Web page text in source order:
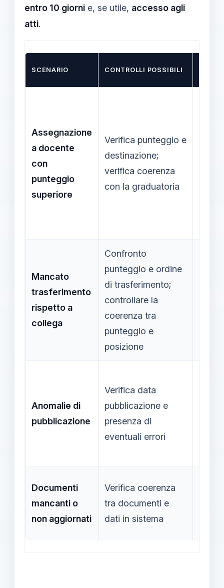
entro 10 giorni e, se utile, accesso agli
atti.
SCENARIO CONTROLLI POSSIBILI
Assegnazione
a docente
con
punteggio
superiore
Verifica punteggio e
destinazione;
verifica coerenza
con la graduatoria
Mancato
trasferimento
rispetto a
collega
Confronto
punteggio e ordine
di trasferimento;
controllare la
coerenza tra
punteggio e
posizione
Anomalie di
pubblicazione
Verifica data
pubblicazione e
presenza di
eventuali errori
Documenti
mancanti o
non aggiornati
Verifica coerenza
tra documenti e
dati in sistema